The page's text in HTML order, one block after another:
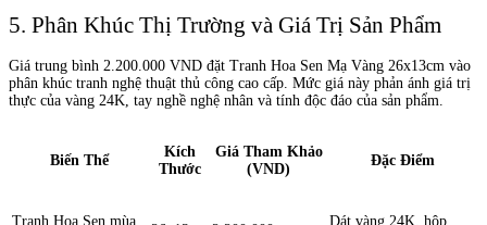
5. Phân Khúc Thị Trường và Giá Trị Sản Phẩm
Giá trung bình 2.200.000 VND đặt Tranh Hoa Sen Mạ Vàng 26x13cm vào
phân khúc tranh nghệ thuật thủ công cao cấp. Mức giá này phản ánh giá trị
thực của vàng 24K, tay nghề nghệ nhân và tính độc đáo của sản phẩm.
Biến Thể
Kích
Thước
Giá Tham Khảo
(VND)
Đặc Điểm
Tranh Hoa Sen mùa
Dát vàng 24K, hộp